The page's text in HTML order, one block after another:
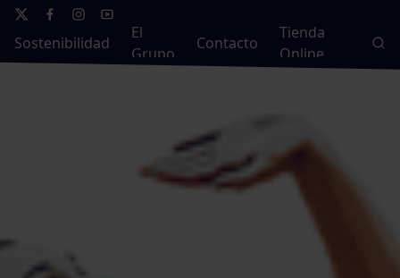
Sostenibilidad
El
Grupo
Contacto
Tienda
Online